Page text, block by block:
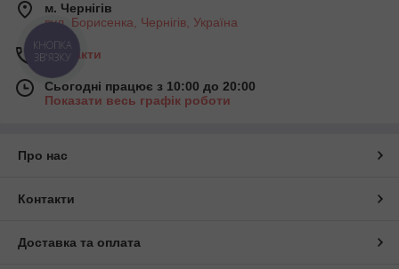
м. Чернігів
вул. Борисенка, Чернігів, Україна
Контакти
Сьогодні працює з 10:00 до 20:00
Показати весь графік роботи
Про нас
Контакти
Доставка та оплата
КНОПКА
ЗВ'ЯЗКУ